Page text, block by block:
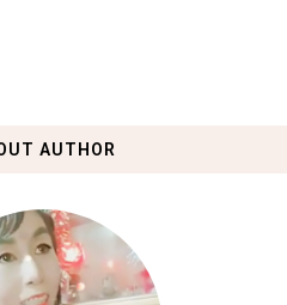
AUTHOR